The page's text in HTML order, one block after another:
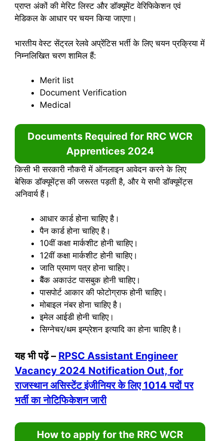
प्राप्त अंकों की मेरिट लिस्ट और डॉक्यूमेंट वेरिफिकेशन एवं
मेडिकल के आधार पर चयन किया जाएगा।
भारतीय वेस्ट सेंट्रल रेलवे अप्रेंटिस भर्ती के लिए चयन प्रक्रिया में
निम्नलिखित चरण शामिल हैं:
Merit list
Document Verification
Medical
Documents Required for RRC WCR
Apprentices 2024
किसी भी सरकारी नौकरी में ऑनलाइन आवेदन करने के लिए
बेसिक डॉक्यूमेंट्स की जरूरत पड़ती है, और ये सभी डॉक्यूमेंट्स
अनिवार्य हैं।
आधार कार्ड होना चाहिए है।
पैन कार्ड होना चाहिए है।
10वीं कक्षा मार्कशीट होनी चाहिए।
12वीं कक्षा मार्कशीट होनी चाहिए।
जाति प्रमाण पत्र होना चाहिए।
बैैंक अकाउंट पासबुक होनी चाहिए।
पासपोर्ट आकार की फोटोग्राफ होनी चाहिए।
मोबाइल नंबर होना चाहिए है।
इमेल आईडी होनी चाहिए।
सिग्नेचर/थम इम्प्रेशन इत्यादि का होना चाहिए है।
यह भी पढ़ें – RPSC Assistant Engineer
Vacancy 2024 Notification Out, for
राजस्थान असिस्टेंट इंजीनियर के लिए 1014 पदों पर
भर्ती का नोटिफिकेशन जारी
How to apply for the RRC WCR